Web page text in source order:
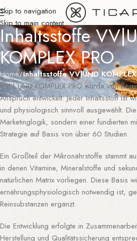
Skip to navigation
Skip to main content
Inhaltsstoffe
KOMPLEX PRO
Home/Inhaltsstoffe VV|UND
VV | UND KOMPLEX PRO wurde von
Anspruch entwickelt: Jeder Inhaltsstoff ist
und physiologisch sinnvoll ausgewählt.
Marketinglogik, sondern einer fundierten
Strategie auf Basis von über 60 Studien.
Ein Großteil der Mikronährstoffe stammt
in denen Vitamine, Mineralstoffe und
natürlichen Matrix vorliegen. Diese Basis
ernährungsphysiologisch notwendig ist,
Reinsubstanzen ergänzt.
Die Entwicklung erfolgte in
Herstellung und Qualitätssicherung